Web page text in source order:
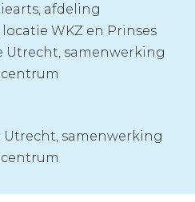
afdeling
WKZ en Prinses
Utrecht, samenwerking
samenwerking